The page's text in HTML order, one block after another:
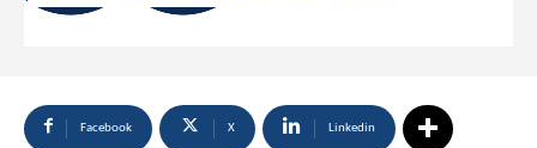
Facebook X Linkedin